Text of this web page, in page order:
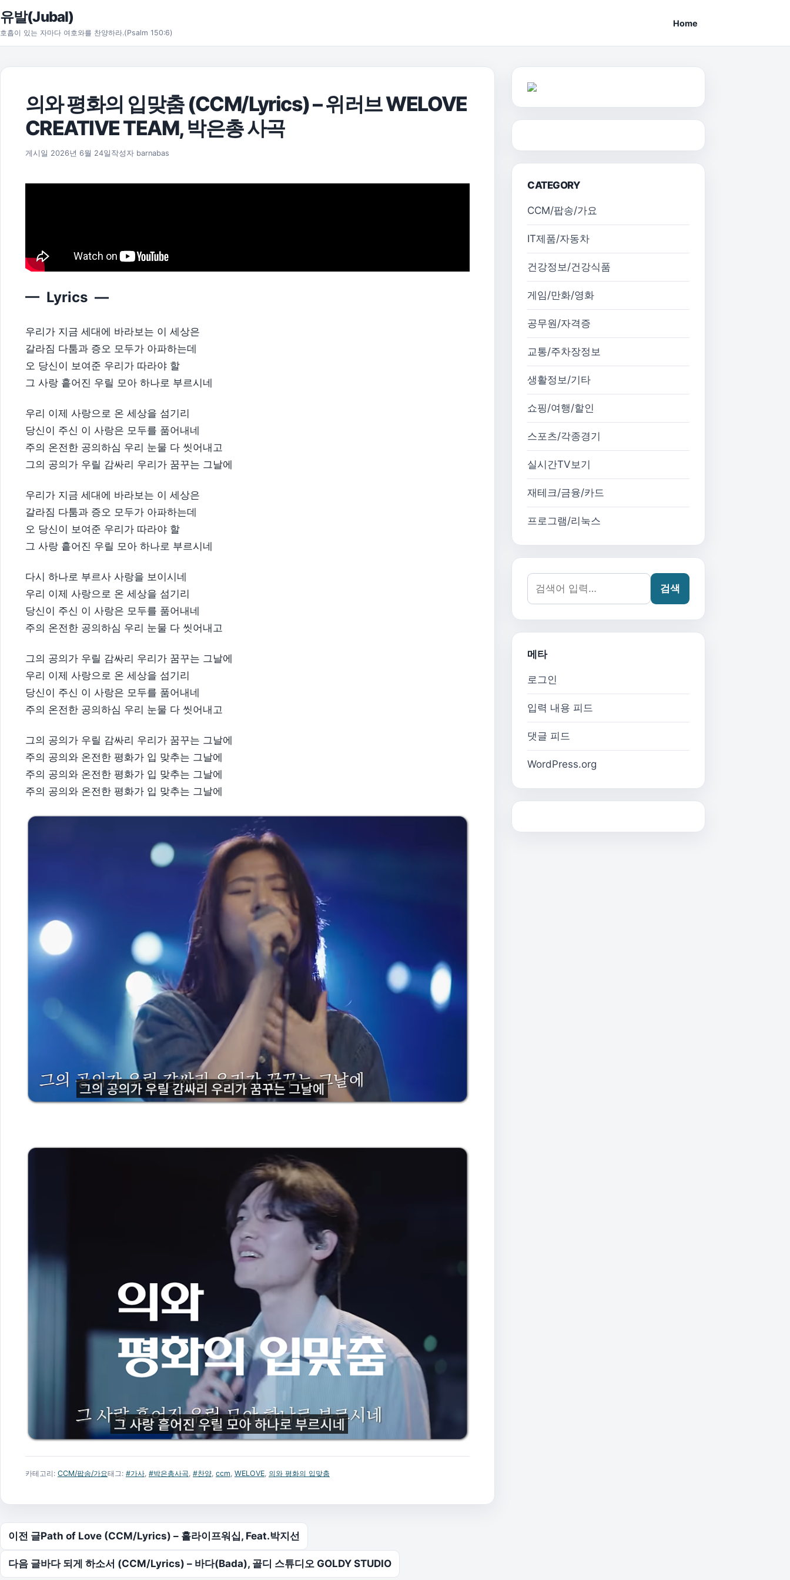
본문으로 건너뛰기
유발(Jubal)
호흡이 있는 자마다 여호와를 찬양하라.(Psalm 150:6)
Home
의와 평화의 입맞춤 (CCM/Lyrics) – 위러브 WELOVE
CREATIVE TEAM, 박은총 사곡
게시일 2026년 6월 24일 작성자 barnabas
— Lyrics —
우리가 지금 세대에 바라보는 이 세상은
갈라짐 다툼과 증오 모두가 아파하는데
오 당신이 보여준 우리가 따라야 할
그 사랑 흩어진 우릴 모아 하나로 부르시네
우리 이제 사랑으로 온 세상을 섬기리
당신이 주신 이 사랑은 모두를 품어내네
주의 온전한 공의하심 우리 눈물 다 씻어내고
그의 공의가 우릴 감싸리 우리가 꿈꾸는 그날에
우리가 지금 세대에 바라보는 이 세상은
갈라짐 다툼과 증오 모두가 아파하는데
오 당신이 보여준 우리가 따라야 할
그 사랑 흩어진 우릴 모아 하나로 부르시네
다시 하나로 부르사 사랑을 보이시네
우리 이제 사랑으로 온 세상을 섬기리
당신이 주신 이 사랑은 모두를 품어내네
주의 온전한 공의하심 우리 눈물 다 씻어내고
그의 공의가 우릴 감싸리 우리가 꿈꾸는 그날에
우리 이제 사랑으로 온 세상을 섬기리
당신이 주신 이 사랑은 모두를 품어내네
주의 온전한 공의하심 우리 눈물 다 씻어내고
그의 공의가 우릴 감싸리 우리가 꿈꾸는 그날에
주의 공의와 온전한 평화가 입 맞추는 그날에
주의 공의와 온전한 평화가 입 맞추는 그날에
주의 공의와 온전한 평화가 입 맞추는 그날에
카테고리: CCM/팝송/가요태그: #가사, #박은총사곡, #찬양, ccm, WELOVE, 의와 평화의 입맞춤
글 탐색
이전 글Path of Love (CCM/Lyrics) – 홀라이프워십, Feat.박지선
다음 글바다 되게 하소서 (CCM/Lyrics) – 바다(Bada), 골디 스튜디오 GOLDY STUDIO
CATEGORY
CCM/팝송/가요
IT제품/자동차
건강정보/건강식품
게임/만화/영화
공무원/자격증
교통/주차장정보
생활정보/기타
쇼핑/여행/할인
스포츠/각종경기
실시간TV보기
재테크/금융/카드
프로그램/리눅스
검색어:
검색
메타
로그인
입력 내용 피드
댓글 피드
WordPress.org